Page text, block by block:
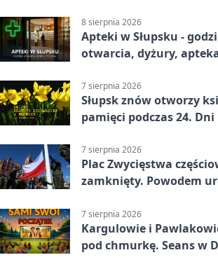
8 sierpnia 2026
Apteki w Słupsku -
otwarcia, dyżury,
7 sierpnia 2026
Słupsk znów otworzy
pamięci podczas 24.
7 sierpnia 2026
Plac Zwycięstwa
zamknięty. Powodem
7 sierpnia 2026
Kargulowie i
pod chmurkę. Seans w